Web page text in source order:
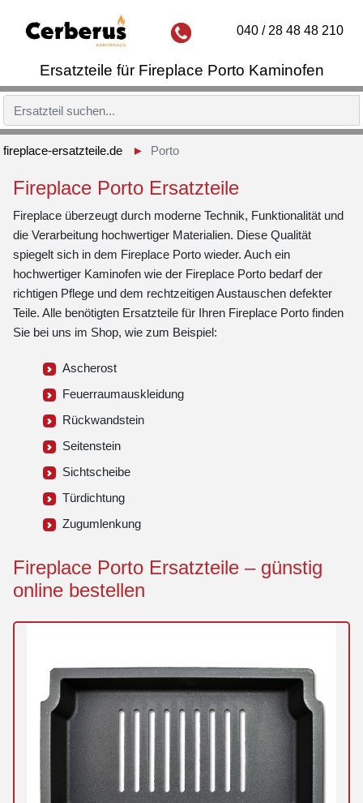
Ersatzteile für Fireplace Porto Kaminofen
040 / 28 48 48 210
fireplace-ersatzteile.de Porto
Fireplace Porto Ersatzteile
Fireplace überzeugt durch moderne Technik, Funktionalität und
die Verarbeitung hochwertiger Materialien. Diese Qualität
spiegelt sich in dem Fireplace Porto wieder. Auch ein
hochwertiger Kaminofen wie der Fireplace Porto bedarf der
richtigen Pflege und dem rechtzeitigen Austauschen defekter
Teile. Alle benötigten Ersatzteile für Ihren Fireplace Porto finden
Sie bei uns im Shop, wie zum Beispiel:
Ascherost
Feuerraumauskleidung
Rückwandstein
Seitenstein
Sichtscheibe
Türdichtung
Zugumlenkung
Fireplace Porto Ersatzteile – günstig
online bestellen